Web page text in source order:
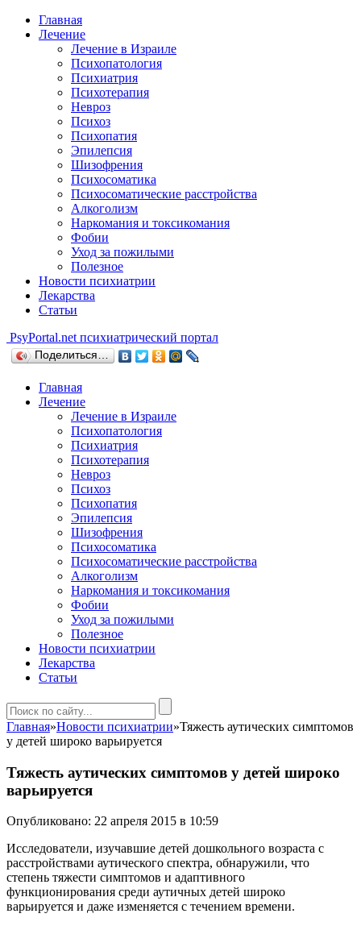
Главная
Лечение
Лечение в Израиле
Психопатология
Психиатрия
Психотерапия
Невроз
Психоз
Психопатия
Эпилепсия
Шизофрения
Психосоматика
Психосоматические расстройства
Алкоголизм
Наркомания и токсикомания
Фобии
Уход за пожилыми
Полезное
Новости психиатрии
Лекарства
Статьи
PsyPortal.net психиатрический портал
Поделиться…
Главная
Лечение
Лечение в Израиле
Психопатология
Психиатрия
Психотерапия
Невроз
Психоз
Психопатия
Эпилепсия
Шизофрения
Психосоматика
Психосоматические расстройства
Алкоголизм
Наркомания и токсикомания
Фобии
Уход за пожилыми
Полезное
Новости психиатрии
Лекарства
Статьи
Главная»Новости психиатрии»Тяжесть аутических симптомов
у детей широко варьируется
Тяжесть аутических симптомов у детей широко
варьируется
Опубликовано: 22 апреля 2015 в 10:59
Исследователи, изучавшие детей дошкольного возраста с
расстройствами аутического спектра, обнаружили, что
степень тяжести симптомов и адаптивного
функционирования среди аутичных детей широко
варьируется и даже изменяется с течением времени.